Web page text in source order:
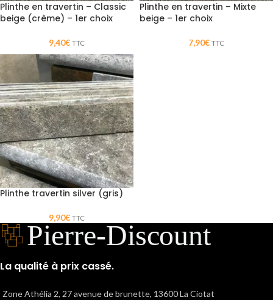
Plinthe en travertin – Classic
beige (crème) – 1er choix
9,40€ TTC
Plinthe en travertin – Mixte
beige – 1er choix
7,90€ TTC
Plinthe travertin silver (gris)
9,90€ TTC
La qualité à prix cassé.
Zone Athélia 2, 27 avenue de brunette, 13600 La Ciotat